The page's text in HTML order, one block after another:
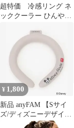
超特価 冷感リング ネ
ッククーラー ひんやり
¥ 1,800
新品 anyFAM 【Sサイ
ズ/ディズニーデザイ
ン】 アイスクーリン